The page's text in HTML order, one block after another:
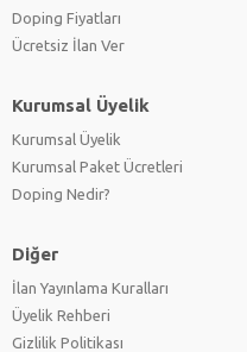
Doping Fiyatları
Ücretsiz İlan Ver
Kurumsal Üyelik
Kurumsal Üyelik
Kurumsal Paket Ücretleri
Doping Nedir?
Diğer
İlan Yayınlama Kuralları
Üyelik Rehberi
Gizlilik Politikası